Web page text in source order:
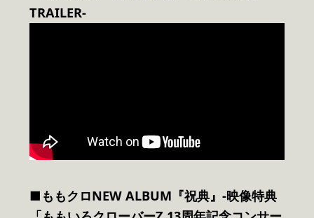
TRAILER-
■ももクロNEW ALBUM『祝典』-映像特典